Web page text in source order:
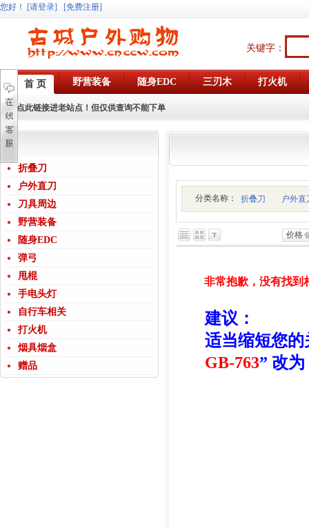
您好 ！ [请登录] [免费注册]
关键字：
首 页 野营装备 随身EDC 三刃木 打火机
点此链接进老站点！但仅供查询不能下单
折叠刀
户外直刀
刀具周边
野营装备
随身EDC
弹弓
甩棍
手电头灯
自行车相关
打火机
烟具烟盒
赠品
分类名称： 折叠刀 户外直
价格
非常抱歉，没有找到
建议：
适当缩短您
GB-763” 改为